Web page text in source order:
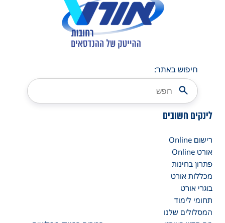
חיפוש באתר:
לינקים חשובים
רישום Online
אורט Online
פתרון בחינות
מכללות אורט
בוגרי אורט
תחומי לימוד
המסלולים שלנו